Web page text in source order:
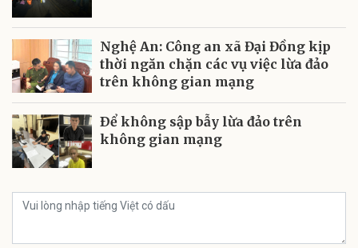
Nghệ An: Công an xã Đại Đồng kịp
thời ngăn chặn các vụ việc lừa đảo
trên không gian mạng
Ðể không sập bẫy lừa đảo trên
không gian mạng